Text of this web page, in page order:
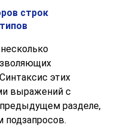
строк
этих
выражений с
разделе,
подзапросов.